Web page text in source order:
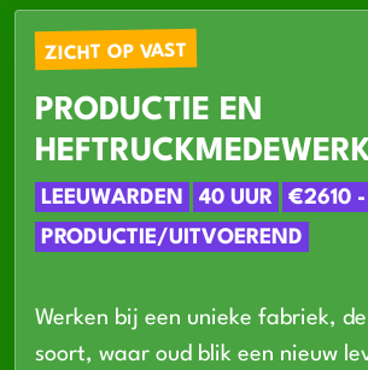
ZICHT OP VAST
PRODUCTIE EN
LEEUWARDEN 40 UUR
€2610
PRODUCTIE/UITVOEREND
Werken bij een unieke fabriek,
soort, waar oud blik een nieuw